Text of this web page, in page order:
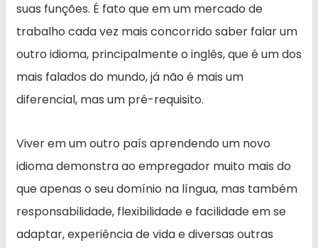
suas funções. É fato que em um mercado de
trabalho cada vez mais concorrido saber falar um
outro idioma, principalmente o inglês, que é um dos
mais falados do mundo, já não é mais um
diferencial, mas um pré-requisito.
Viver em um outro país aprendendo um novo
idioma demonstra ao empregador muito mais do
que apenas o seu domínio na língua, mas também
responsabilidade, flexibilidade e facilidade em se
adaptar, experiência de vida e diversas outras